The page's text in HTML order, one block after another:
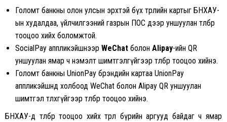
Голомт банкны олон улсын эрхтэй бүх төрлийн картыг БНХАУ-
ын худалдаа, үйлчилгээний газрын ПОС дээр уншуулан төлбөр
тооцоо хийх боломжтой.
SocialPay аппликэйшнээр WeChat болон Alipay-ийн QR
уншуулан ямар ч нэмэлт шимтгэлгүйгээр төлбөр тооцоо хийнэ.
Голомт банкны UnionPay брэндийн картаа UnionPay
аппликэйшнд холбоод WeChat болон Alipay QR уншуулан
шимтгэл төлөхгүйгээр төлбөр тооцоо хийнэ.
БНХАУ-д төлбөр тооцоо хийх төрөл бүрийн аргууд байдаг ч ямар